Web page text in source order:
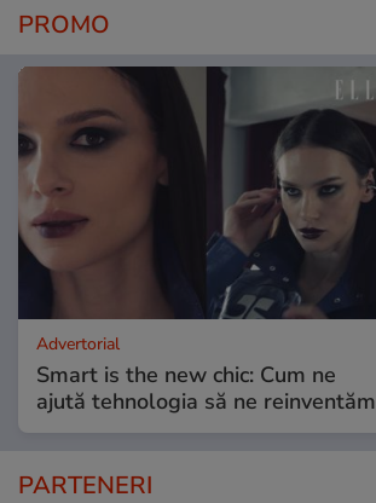
PROMO
Advertorial
Smart is the new chic: Cum ne
ajută tehnologia să ne reinventăm
PARTENERI